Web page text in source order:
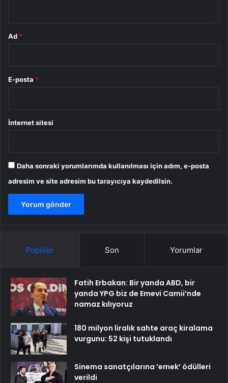
Ad *
E-posta *
İnternet sitesi
Daha sonraki yorumlarımda kullanılması için adım, e-posta
adresim ve site adresim bu tarayıcıya kaydedilsin.
Popüler Son Yorumlar
Fatih Erbakan: Bir yanda ABD, bir
yanda YPG biz de Emevi Camii’nde
namaz kılıyoruz
180 milyon liralık sahte araç kiralama
vurgunu: 52 kişi tutuklandı
Sinema sanatçılarına ’emek’ ödülleri
verildi